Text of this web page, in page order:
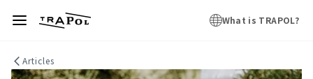
What is TRAPOL?
Articles